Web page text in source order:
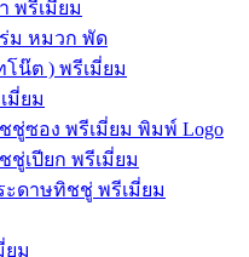
พรีเมี่ยม
ม หมวก พัด
โน๊ต ) พรีเมี่ยม
มี่ยม
ชู่ซอง พรีเมี่ยม พิมพ์ Logo
ชู่เปียก พรีเมี่ยม
ะดาษทิชชู่ พรีเมี่ยม
ยม